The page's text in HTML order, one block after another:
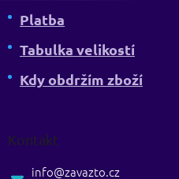
Platba
Tabulka velikostí
Kdy obdržím zboží
Kontakt
info@zavazto.cz